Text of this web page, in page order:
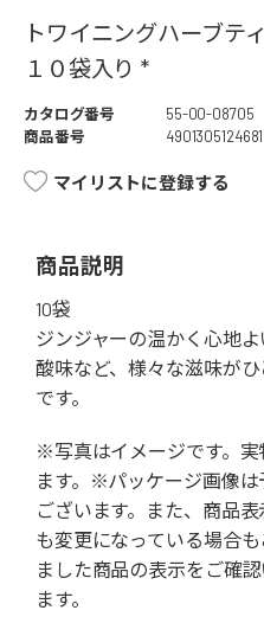
トワイニングハーブテ
１０袋入り *
カタログ番号
55-00-08705
商品番号
4901305124681
マイリストに登録する
商品説明
10袋
ジンジャーの温かく心地
酸味など、様々な滋味が
です。
※写真はイメージです。
ます。※パッケージ画像
ございます。また、商品
も変更になっている場合
ました商品の表示をご確
ます。